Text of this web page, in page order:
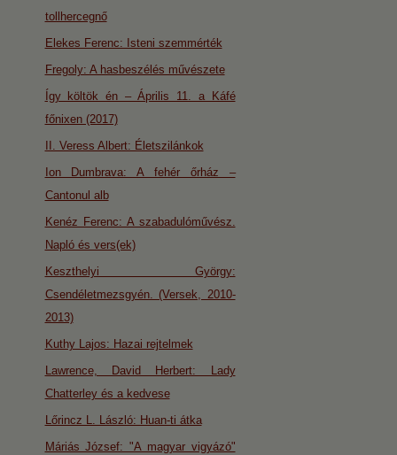
tollhercegnő
Elekes Ferenc: Isteni szemmérték
Fregoly: A hasbeszélés művészete
Így költök én – Április 11. a Káfé
főnixen (2017)
II. Veress Albert: Életszilánkok
Ion Dumbrava: A fehér őrház –
Cantonul alb
Kenéz Ferenc: A szabadulóművész.
Napló és vers(ek)
Keszthelyi György:
Csendéletmezsgyén. (Versek, 2010-
2013)
Kuthy Lajos: Hazai rejtelmek
Lawrence, David Herbert: Lady
Chatterley és a kedvese
Lőrincz L. László: Huan-ti átka
Máriás József: "A magyar vigyázó"